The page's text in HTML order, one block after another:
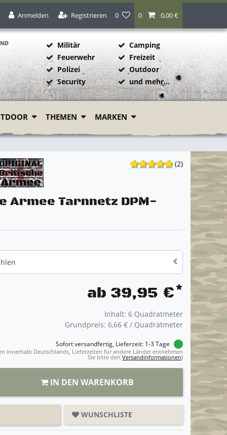
Anmelden Registrieren 0 0 0,00 €
Militär
Feuerwehr
Polizei
Security
Camping
Freizeit
Outdoor
und mehr...
THEMEN MARKEN
(2)
Armee Tarnnetz DPM-
ab 39,95 €*
Inhalt: 6 Quadratmeter
Grundpreis: 6,66 € / Quadratmeter
Sofort versandfertig, Lieferzeit: 1-3 Tage
innerhalb Deutschlands, Lieferzeiten für andere Länder entnehmen
Sie bitte den Versandinformationen)
IN DEN WARENKORB
WUNSCHLISTE